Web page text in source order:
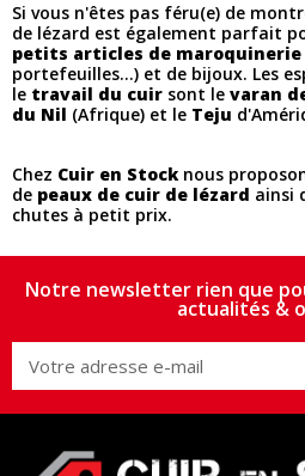
Si vous n'êtes pas féru(e) de
de lézard est également parfait
petits articles de maroquinerie
portefeuilles...) et de bijoux. Les
le travail du cuir sont le varan
du Nil (Afrique) et le Teju
Chez Cuir en Stocknous
de peaux de cuir de lézard ainsi
chutes à petit prix.
Notre newsletter rien que
actualités &